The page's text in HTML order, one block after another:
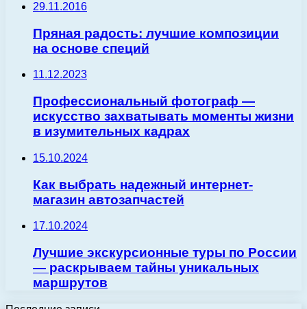
29.11.2016
Пряная радость: лучшие композиции
на основе специй
11.12.2023
Профессиональный фотограф —
искусство захватывать моменты жизни
в изумительных кадрах
15.10.2024
Как выбрать надежный интернет-
магазин автозапчастей
17.10.2024
Лучшие экскурсионные туры по России
— раскрываем тайны уникальных
маршрутов